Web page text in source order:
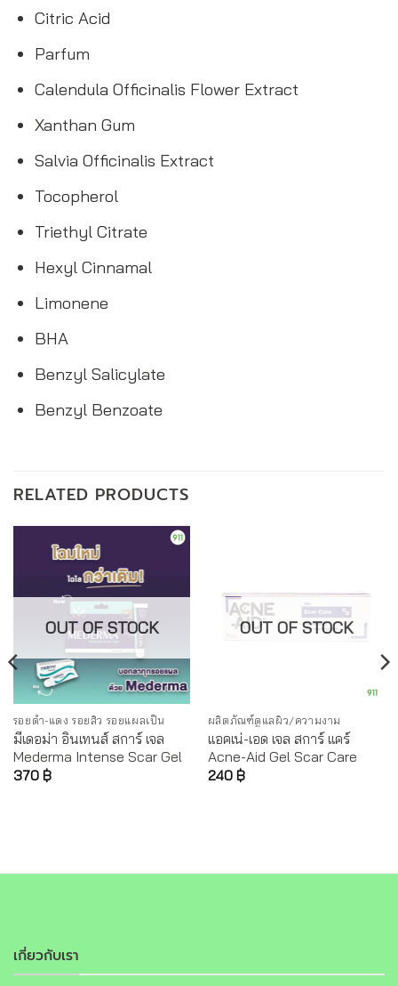
Citric Acid
Parfum
Calendula Officinalis Flower Extract
Xanthan Gum
Salvia Officinalis Extract
Tocopherol
Triethyl Citrate
Hexyl Cinnamal
Limonene
BHA
Benzyl Salicylate
Benzyl Benzoate
RELATED PRODUCTS
OUT OF STOCK
รอยดำ-แดง รอยสิว รอยแผลเป็น
มีเดอม่า อินเทนส์ สการ์ เจล
Mederma Intense Scar Gel
370 ฿
OUT OF STOCK
ผลิตภัณฑ์ดูแลผิว/ความงาม
แอคเน่-เอด เจล สการ์ แคร์
Acne-Aid Gel Scar Care
240 ฿
เกี่ยวกับเรา